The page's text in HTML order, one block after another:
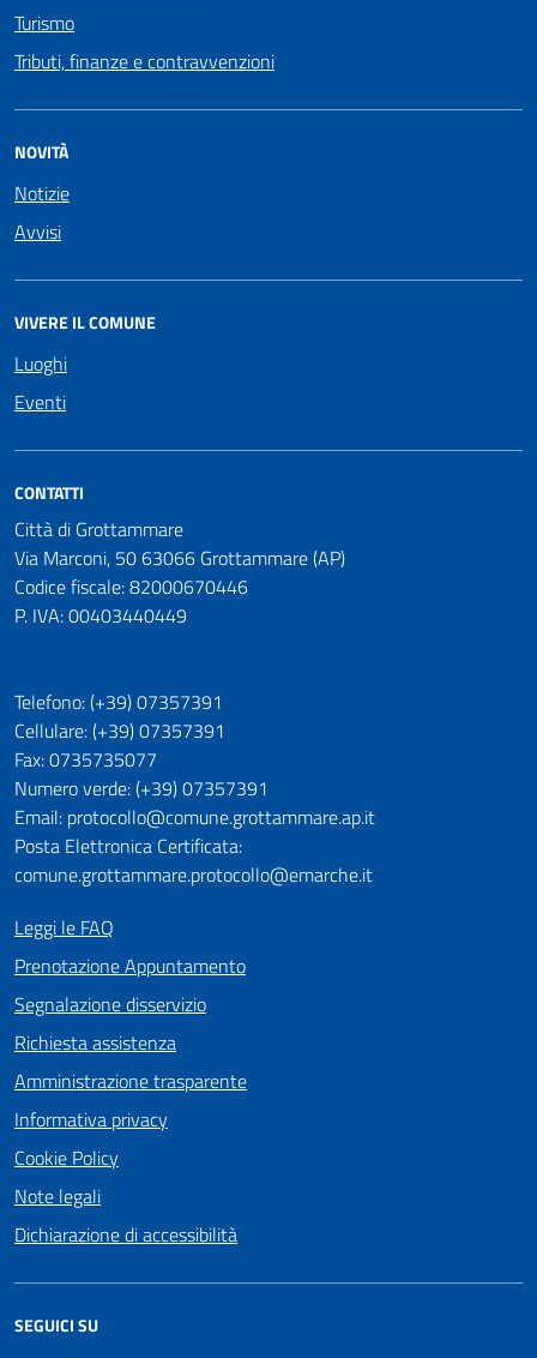
Turismo
Tributi, finanze e contravvenzioni
NOVITÀ
Notizie
Avvisi
VIVERE IL COMUNE
Luoghi
Eventi
CONTATTI
Città di Grottammare
Via Marconi, 50 63066 Grottammare (AP)
Codice fiscale: 82000670446
P. IVA: 00403440449
Telefono: (+39) 07357391
Cellulare: (+39) 07357391
Fax: 0735735077
Numero verde: (+39) 07357391
Email: protocollo@comune.grottammare.ap.it
Posta Elettronica Certificata:
comune.grottammare.protocollo@emarche.it
Leggi le FAQ
Prenotazione Appuntamento
Segnalazione disservizio
Richiesta assistenza
Amministrazione trasparente
Informativa privacy
Cookie Policy
Note legali
Dichiarazione di accessibilità
SEGUICI SU